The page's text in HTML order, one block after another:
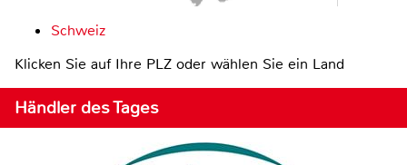
Schweiz
Klicken Sie auf Ihre PLZ oder wählen Sie ein Land
Händler des Tages